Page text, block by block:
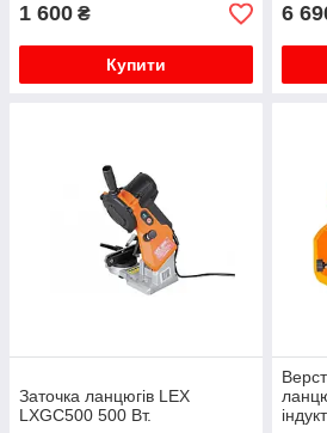
1 600 ₴
Купити
6
Заточка ланцюгів LEX
LXGC500 500 Вт.